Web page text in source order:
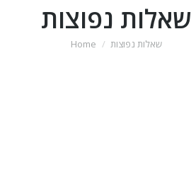
שאלות נפוצות
You are here:
Home שאלות נפוצות